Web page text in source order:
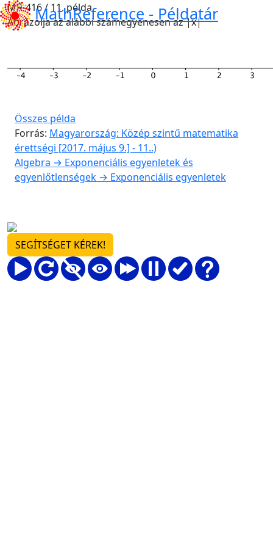
MathReference - Példatár
MR-416 / 11. példa
Ábrázolja az alábbi számegyenesen az |x|
Összes példa
Forrás: Magyarország: Közép szintű matematika
érettségi [2017. május 9.] - 11..)
Algebra → Exponenciális egyenletek és
egyenlőtlenségek → Exponenciális egyenletek
SEGÍTSÉGET KÉREK!